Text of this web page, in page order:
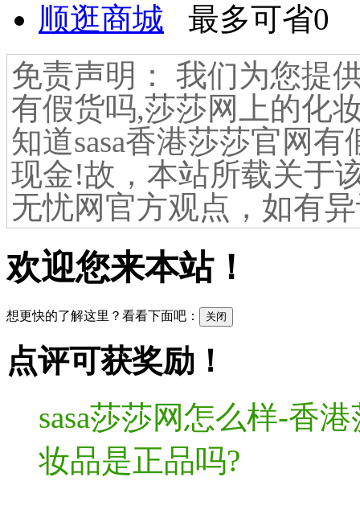
顺逛商城 最多可省0
免责声明： 我们为您提
有假货吗,莎莎网上的化
知道sasa香港莎莎官网
现金!故，本站所载关于
无忧网官方观点，如有
欢迎您来本站！
想更快的了解这里？看看下面吧： 关闭
点评可获奖励！
sasa莎莎网怎么样-香
妆品是正品吗?